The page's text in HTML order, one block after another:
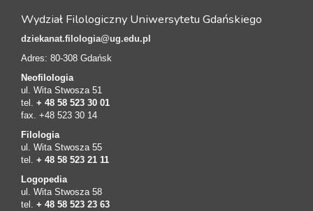
Wydział Filologiczny Uniwersytetu Gdańskiego
dziekanat.filologia@ug.edu.pl
Adres: 80-308 Gdańsk
Neofilologia
ul. Wita Stwosza 51
tel. + 48 58 523 30 01
fax. +48 523 30 14
Filologia
ul. Wita Stwosza 55
tel. + 48 58 523 21 11
Logopedia
ul. Wita Stwosza 58
tel. + 48 58 523 23 63